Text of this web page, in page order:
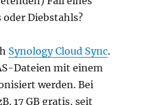
Diebstahls?
Synology Cloud Sync.
Dateien mit einem
werden. Bei
17 GB gratis, seit